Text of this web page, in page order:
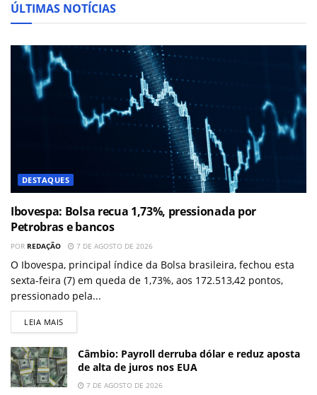
ÚLTIMAS NOTÍCIAS
DESTAQUES
Ibovespa: Bolsa recua 1,73%, pressionada por
Petrobras e bancos
POR REDAÇÃO 7 DE AGOSTO DE 2026
O Ibovespa, principal índice da Bolsa brasileira, fechou esta
sexta-feira (7) em queda de 1,73%, aos 172.513,42 pontos,
pressionado pela...
LEIA MAIS
Câmbio: Payroll derruba dólar e reduz aposta
de alta de juros nos EUA
7 DE AGOSTO DE 2026